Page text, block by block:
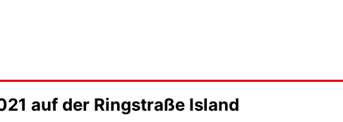
auf der Ringstraße Island